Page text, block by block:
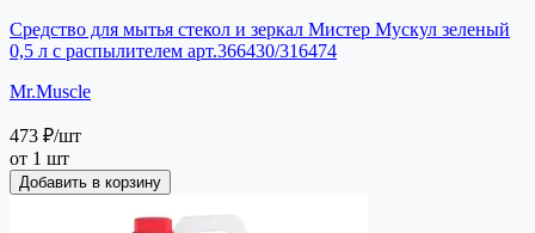
Средство для мытья стекол и зеркал Мистер Мускул зеленый
0,5 л с распылителем арт.366430/316474
Mr.Muscle
473 ₽/шт
от 1 шт
Добавить в корзину